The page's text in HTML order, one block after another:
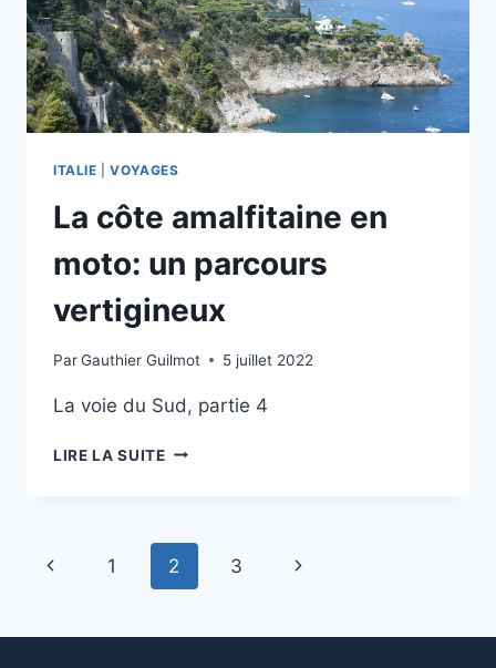
ITALIE |VOYAGES
La côte amalfitaine en
moto: un parcours
vertigineux
ParGauthier Guilmot 5 juillet 2022
La voie du Sud, partie 4
LIRE LA SUITELA
MOTO:
UN
PARCOURS
Navigation
Page
1 2 3
Page